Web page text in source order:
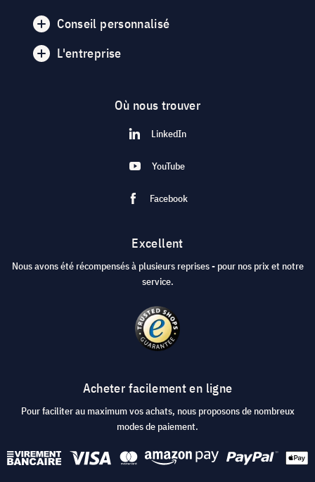
Conseil personnalisé
L'entreprise
Où nous trouver
LinkedIn
YouTube
Facebook
Excellent
Nous avons été récompensés à plusieurs reprises - pour nos prix et notre
service.
Acheter facilement en ligne
Pour faciliter au maximum vos achats, nous proposons de nombreux
modes de paiement.